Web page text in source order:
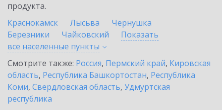
продукта.
Краснокамск
Лысьва
Чернушка
Березники
Чайковский
Показать
все населенные пункты
Смотрите также: Россия, Пермский край, Кировская
область, Республика Башкортостан, Республика
Коми, Свердловская область, Удмуртская
республика